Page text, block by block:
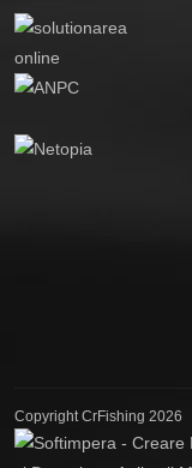
Copyright CrFishing 2026